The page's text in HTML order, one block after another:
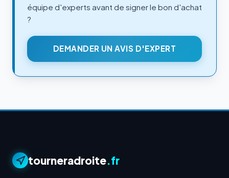
équipe d'experts avant de signer le bon d'achat
?
DEMANDER UN AVIS D'EXPERT
tourneradroite.fr